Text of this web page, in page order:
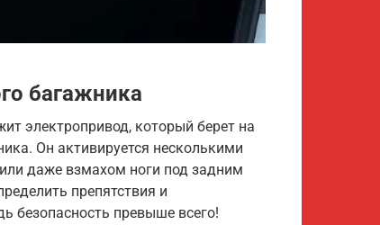
багажника
электропривод, который берет на
Он активируется несколькими
даже взмахом ноги под задним
препятствия и
безопасность превыше всего!